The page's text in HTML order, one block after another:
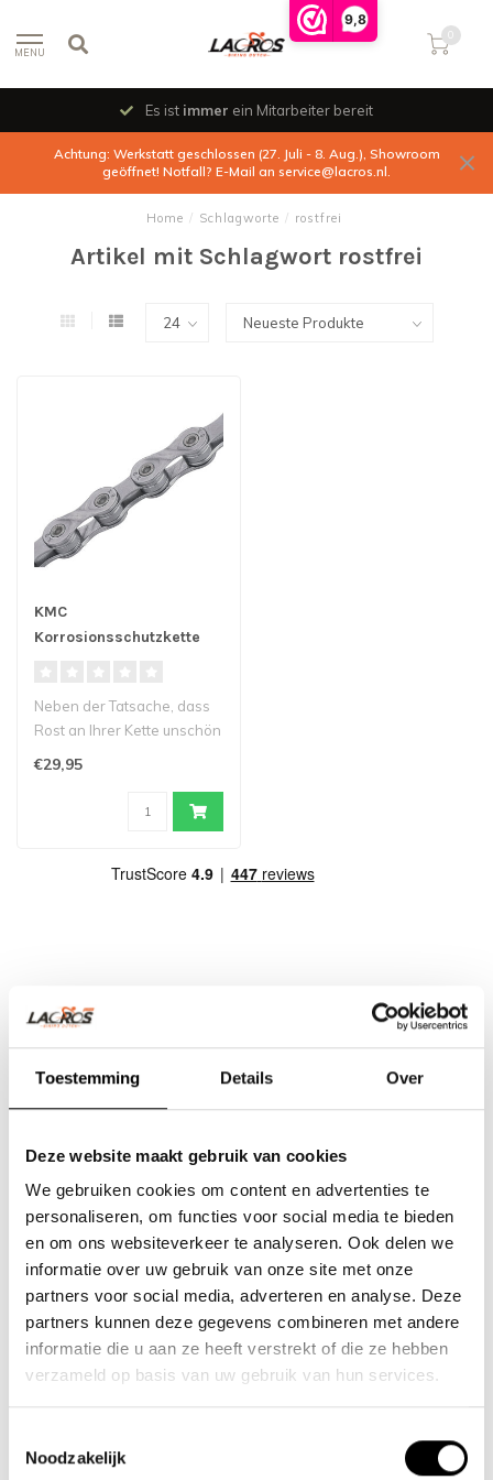
9,8
Toestemming Details Over
Deze website maakt gebruik van cookies
We gebruiken cookies om content en advertenties te
personaliseren, om functies voor social media te bieden
en om ons websiteverkeer te analyseren. Ook delen we
informatie over uw gebruik van onze site met onze
partners voor social media, adverteren en analyse. Deze
partners kunnen deze gegevens combineren met andere
informatie die u aan ze heeft verstrekt of die ze hebben
verzameld op basis van uw gebruik van hun services.
Noodzakelijk
MENU
0
Es ist immer ein Mitarbeiter bereit
Achtung: Werkstatt geschlossen (27. Juli - 8. Aug.), Showroom
geöffnet! Notfall? E-Mail an service@lacros.nl.
Home / Schlagworte / rostfrei
Artikel mit Schlagwort rostfrei
KMC
Korrosionsschutzkette
Neben der Tatsache, dass
Rost an Ihrer Kette unschön
€29,95
Nieuwe Eerdsebaan 16, 5482 VS Schijndel Nederland
Handelskammernummer: 62140957